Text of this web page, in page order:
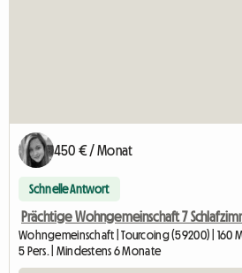
450 € / Monat
Schnelle Antwort
Prächtige Wohngemeinschaft 7
Wohngemeinschaft | Tourcoing (59200) | 160
5 Pers. | Mindestens 6 Monate